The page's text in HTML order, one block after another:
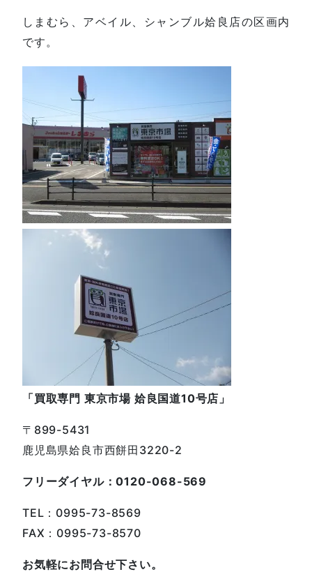
しまむら、アベイル、シャンブル姶良店の区画内
です。
「買取専門 東京市場 姶良国道10号店」
〒899-5431
鹿児島県姶良市西餅田3220-2
フリーダイヤル：0120-068-569
TEL：0995-73-8569
FAX：0995-73-8570
お気軽にお問合せ下さい。